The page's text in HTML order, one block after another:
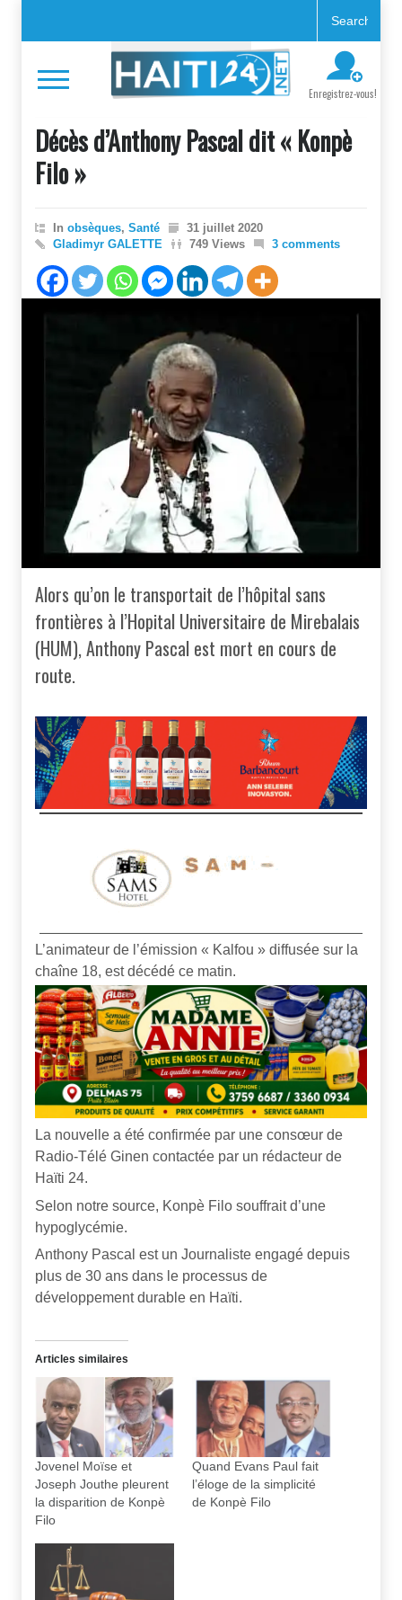
Enregistrez-vous!
Décès d’Anthony Pascal dit « Konpè
Filo »
In obsèques, Santé
31 juillet 2020
Gladimyr GALETTE
749 Views 3 comments
Alors qu’on le transportait de l’hôpital sans
frontières à l’Hopital Universitaire de Mirebalais
(HUM), Anthony Pascal est mort en cours de
route.
L’animateur de l’émission « Kalfou » diffusée sur la
chaîne 18, est décédé ce matin.
La nouvelle a été confirmée par une consœur de
Radio-Télé Ginen contactée par un rédacteur de
Haïti 24.
Selon notre source, Konpè Filo souffrait d’une
hypoglycémie.
Anthony Pascal est un Journaliste engagé depuis
plus de 30 ans dans le processus de
développement durable en Haïti.
Articles similaires
Jovenel Moïse et
Joseph Jouthe pleurent
la disparition de Konpè
Filo
Quand Evans Paul fait
l’éloge de la simplicité
de Konpè Filo